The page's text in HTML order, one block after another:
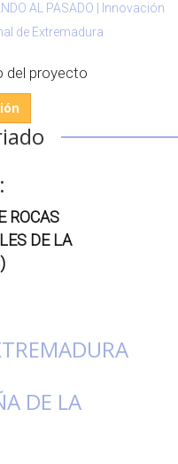
AL PASADO | Innovación
de Extremadura
del proyecto
ROCAS
DE LA
DE LA